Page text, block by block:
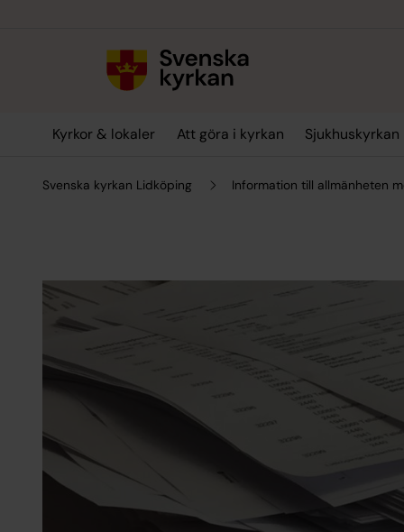
Kyrkor & lokaler Att göra i kyrkan Sjukhuskyrkan
Svenska kyrkan Lidköping Information till allmänheten